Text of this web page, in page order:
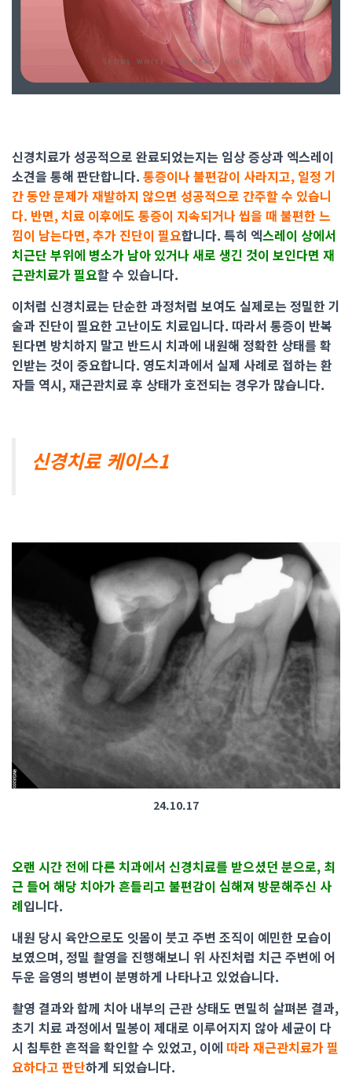
신경치료가 성공적으로 완료되었는지는 임상 증상과 엑스레이
소견을 통해 판단합니다. 통증이나 불편감이 사라지고, 일정 기
간 동안 문제가 재발하지 않으면 성공적으로 간주할 수 있습니
다. 반면, 치료 이후에도 통증이 지속되거나 씹을 때 불편한 느
낌이 남는다면, 추가 진단이 필요합니다. 특히 엑스레이 상에서
치근단 부위에 병소가 남아 있거나 새로 생긴 것이 보인다면 재
근관치료가 필요할 수 있습니다.
이처럼 신경치료는 단순한 과정처럼 보여도 실제로는 정밀한 기
술과 진단이 필요한 고난이도 치료입니다. 따라서 통증이 반복
된다면 방치하지 말고 반드시 치과에 내원해 정확한 상태를 확
인받는 것이 중요합니다. 영도치과에서 실제 사례로 접하는 환
자들 역시, 재근관치료 후 상태가 호전되는 경우가 많습니다.
신경치료 케이스1
24.10.17
오랜 시간 전에 다른 치과에서 신경치료를 받으셨던 분으로, 최
근 들어 해당 치아가 흔들리고 불편감이 심해져 방문해주신 사
례입니다.
내원 당시 육안으로도 잇몸이 붓고 주변 조직이 예민한 모습이
보였으며, 정밀 촬영을 진행해보니 위 사진처럼 치근 주변에 어
두운 음영의 병변이 분명하게 나타나고 있었습니다.
촬영 결과와 함께 치아 내부의 근관 상태도 면밀히 살펴본 결과,
초기 치료 과정에서 밀봉이 제대로 이루어지지 않아 세균이 다
시 침투한 흔적을 확인할 수 있었고, 이에 따라 재근관치료가 필
요하다고 판단하게 되었습니다.